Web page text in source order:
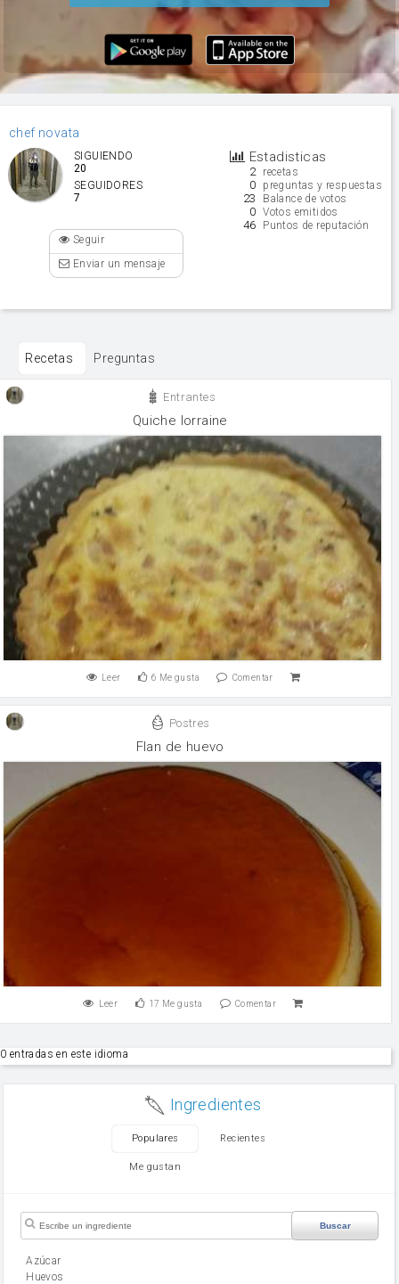
chef novata
Estadisticas
2 recetas
0 preguntas y respuestas
23 Balance de votos
0 Votos emitidos
46 Puntos de reputación
SIGUIENDO
20
SEGUIDORES
7
Seguir
Enviar un mensaje
Recetas Preguntas
Entrantes
Quiche lorraine
Leer 6 Me gusta Comentar
Postres
Flan de huevo
Leer 17 Me gusta Comentar
0 entradas en este idioma
Ingredientes
Populares Recientes
Me gustan
Buscar
Azúcar
huevos